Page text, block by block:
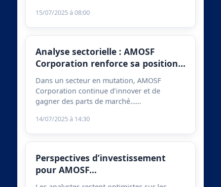
15/07/2025 à 08:00
Analyse sectorielle : AMOSF
Corporation renforce sa position…
Dans un secteur en mutation, AMOSF
Corporation continue d’innover et de
gagner des parts de marché……
14/07/2025 à 14:30
Perspectives d’investissement
pour AMOSF…